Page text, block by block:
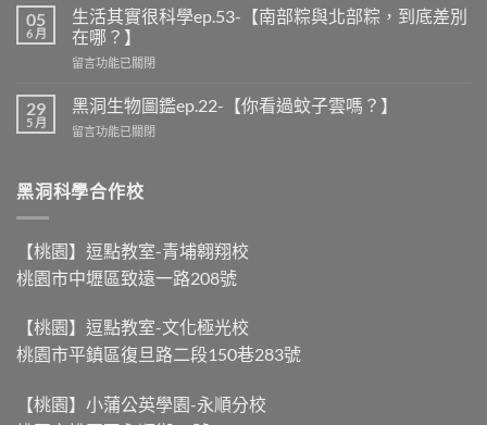
洞
說
時
事
-
舟
力
不
等
於
得
】〉
05
6 月
生活其實很科學ep.53-【南部粽與北部粽，到底差別
在哪？】
在
活
其
實
學
部
粽
與
部
粽，
到
差
別
留言功能已關閉
29
5 月
黑洞生物圖鑑ep.22-【你看過蚊子雲嗎？】
在
生
物
鑑
ep.22-
【你
蚊
子
中
留言功能已關閉
黑洞科學合作校
【桃園】逗點教室-青埔翱翔校
桃園市中壢區致遠一路208號
【桃園】逗點教室-文化極光校
桃園市平鎮區復旦路二段150巷283號
【桃園】小蒲公英學園-永順分校